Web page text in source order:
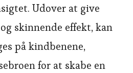
Udover at give
skinnende effekt, kan
på kindbenene,
for at skabe en